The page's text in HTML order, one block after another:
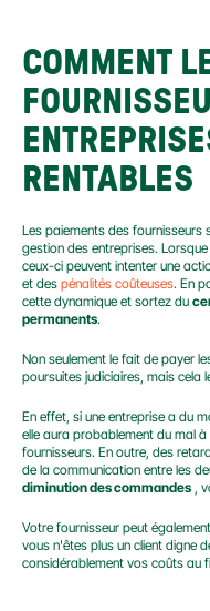
COMMENT
RENTABLES
Les paiements des fournisseurs
gestion des entreprises.
ceux-ci peuvent intenter une
et des pénalités coûteuses. En
cette dynamique et sortez du
permanents.
Non seulement le fait de payer
poursuites judiciaires, mais cela
En effet, si une entreprise a du
elle aura probablement du mal à
fournisseurs. En outre, des
diminution des commandes ,
Votre fournisseur peut également
vous n'êtes plus un client digne
considérablement vos coûts au